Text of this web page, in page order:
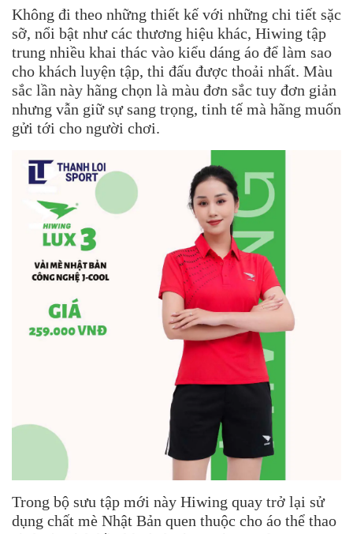
Không đi theo những thiết kế với những chi tiết sặc
sỡ, nổi bật như các thương hiệu khác, Hiwing tập
trung nhiều khai thác vào kiểu dáng áo để làm sao
cho khách luyện tập, thi đấu được thoải nhất. Màu
sắc lần này hãng chọn là màu đơn sắc tuy đơn giản
nhưng vẫn giữ sự sang trọng, tinh tế mà hãng muốn
gửi tới cho người chơi.
Trong bộ sưu tập mới này Hiwing quay trở lại sử
dụng chất mè Nhật Bản quen thuộc cho áo thể thao